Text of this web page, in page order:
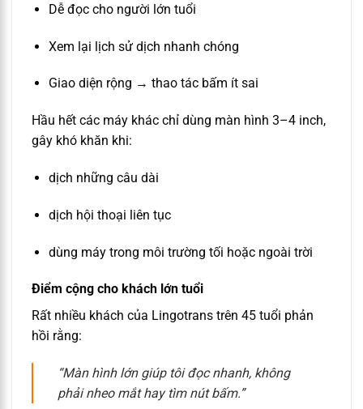
Dễ đọc cho người lớn tuổi
Xem lại lịch sử dịch nhanh chóng
Giao diện rộng → thao tác bấm ít sai
Hầu hết các máy khác chỉ dùng màn hình 3–4 inch,
gây khó khăn khi:
dịch những câu dài
dịch hội thoại liên tục
dùng máy trong môi trường tối hoặc ngoài trời
Điểm cộng cho khách lớn tuổi
Rất nhiều khách của Lingotrans trên 45 tuổi phản
hồi rằng:
“Màn hình lớn giúp tôi đọc nhanh, không
phải nheo mắt hay tìm nút bấm.”